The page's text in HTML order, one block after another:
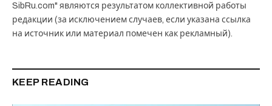
SibRu.com" являются результатом коллективной работы
редакции (за исключением случаев, если указана ссылка
на источник или материал помечен как рекламный).
KEEP READING